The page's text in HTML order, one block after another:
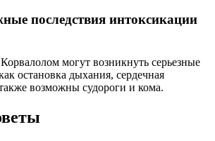
последствия интоксикации
могут возникнуть серьезные
остановка дыхания, сердечная
возможны судороги и кома.